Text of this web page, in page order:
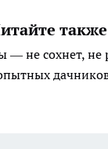
— не сохнет, не